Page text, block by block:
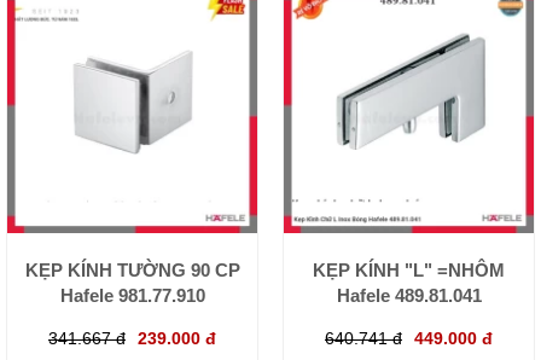
KẸP KÍNH TƯỜNG 90 CP
Hafele 981.77.910
341.667 đ 239.000 đ
KẸP KÍNH "L" =NHÔM
Hafele 489.81.041
640.741 đ 449.000 đ